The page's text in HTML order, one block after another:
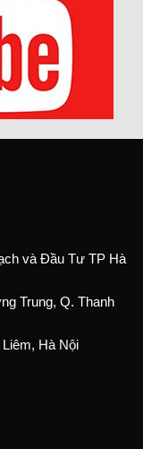
và Đầu Tư TP Hà
Trung, Q. Thanh
Hà Nội